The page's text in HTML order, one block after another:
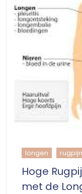
longen rugpijn
Hoge
met de